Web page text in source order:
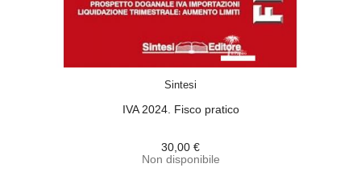
Sintesi
IVA 2024. Fisco pratico
30,00 €
Non disponibile